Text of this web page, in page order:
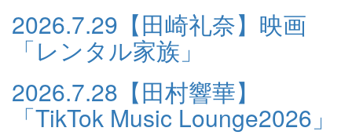
2026.7.29 【田崎礼奈】映画
「レンタル家族」
2026.7.28 【田村響華】
「TikTok Music Lounge2026」